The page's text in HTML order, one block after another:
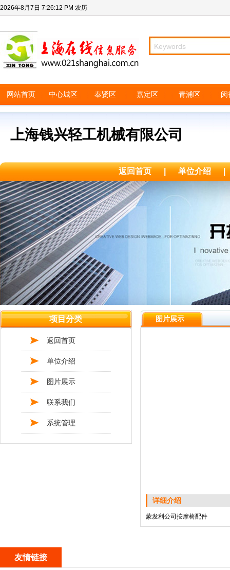
2026年8月7日 7:26:12 PM 农历
网站首页 中心城区 奉贤区 嘉定区 青浦区 闵
上海钱兴轻工机械有限公司
返回首页 | 单位介绍 |
项目分类
返回首页
单位介绍
图片展示
联系我们
系统管理
图片展示
详细介绍
蒙发利公司按摩椅配件
友情链接